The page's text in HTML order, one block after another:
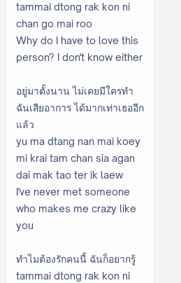
tammai dtong rak kon ni
chan go mai roo
Why do I have to love this
person? I don't know either
อยู่มาตั้งนาน ไม่เคยมีใครทำ
ฉันเสียอาการ ได้มากเท่าเธออีก
แล้ว
yu ma dtang nan mai koey
mi krai tam chan sia agan
dai mak tao ter ik laew
I've never met someone
who makes me crazy like
you
ทำไมต้องรักคนนี้ ฉันก็อยากรู้
tammai dtong rak kon ni